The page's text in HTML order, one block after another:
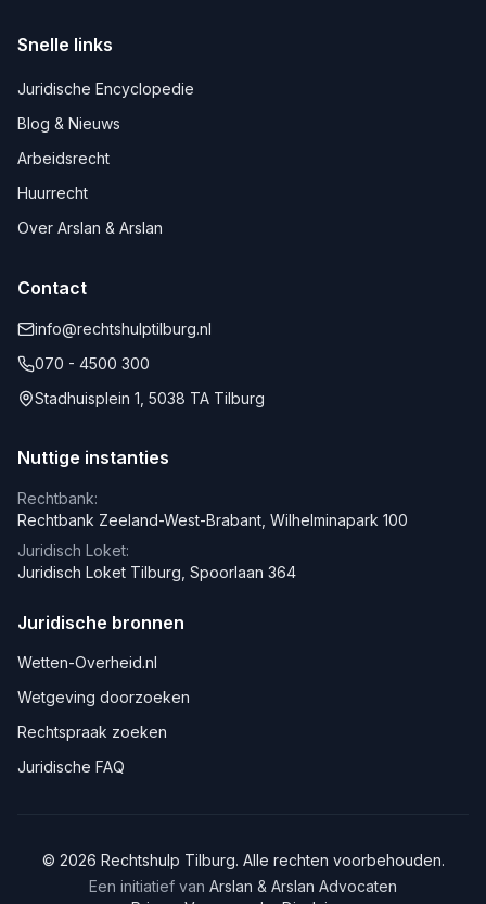
Snelle links
Juridische Encyclopedie
Blog & Nieuws
Arbeidsrecht
Huurrecht
Over Arslan & Arslan
Contact
info@rechtshulptilburg.nl
070 - 4500 300
Stadhuisplein 1, 5038 TA Tilburg
Nuttige instanties
Rechtbank:
Rechtbank Zeeland-West-Brabant, Wilhelminapark 100
Juridisch Loket:
Juridisch Loket Tilburg, Spoorlaan 364
Juridische bronnen
Wetten-Overheid.nl
Wetgeving doorzoeken
Rechtspraak zoeken
Juridische FAQ
© 2026 Rechtshulp Tilburg. Alle rechten voorbehouden.
Een initiatief van Arslan & Arslan Advocaten